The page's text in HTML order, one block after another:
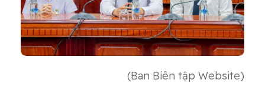
(Ban Biên tập Website)